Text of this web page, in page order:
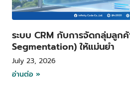
ระบบ CRM กับการจัดกลุ่มลูก
Segmentation) ให้แม่นยำ
July 23, 2026
อ่านต่อ »